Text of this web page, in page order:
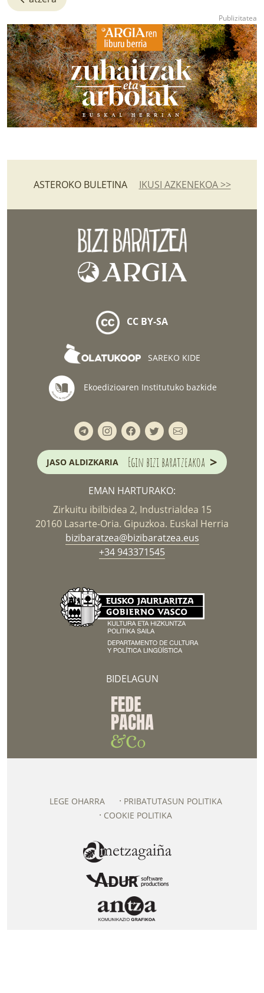
ASTEROKO BULETINA IKUSI AZKENEKOA >>
CC BY-SA
SAREKO KIDE
Ekoedizioaren Institutuko bazkide
JASO ALDIZKARIA Egin bizi baratzeakoa >
EMAN HARTURAKO:
Zirkuitu ibilbidea 2, Industrialdea 15
20160 Lasarte-Oria. Gipuzkoa. Euskal Herria
bizibaratzea@bizibaratzea.eus
+34 943371545
BIDELAGUN
LEGE OHARRA
PRIBATUTASUN POLITIKA
COOKIE POLITIKA